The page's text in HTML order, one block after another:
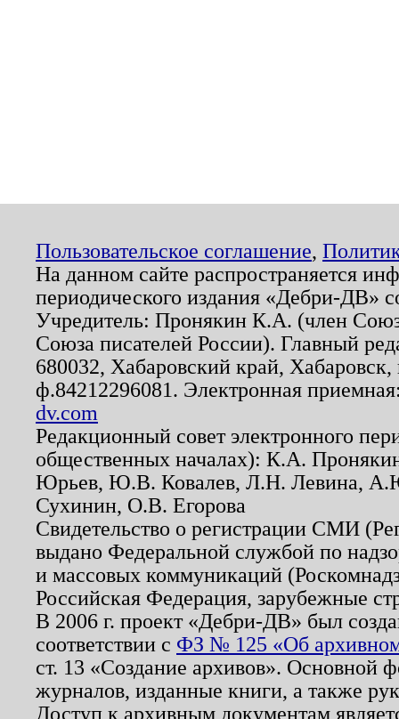
Пользовательское соглашение,
На данном сайте распространяется
периодического издания «Дебри-ДВ»
Учредитель: Пронякин К.А. (член
Союза писателей России). Главный
680032, Хабаровский край,
ф.84212296081. Электронная
dv.com
Редакционный совет электронного
общественных началах): К.А.
Юрьев, Ю.В. Ковалев, Л.Н. Левина,
Сухинин, О.В. Егорова
Свидетельство о регистрации СМИ
выдано Федеральной службой по
и массовых коммуникаций
Российская Федерация, зарубежные
В 2006 г. проект «Дебри-ДВ» был
соответствии с ФЗ № 125 «Об
ст. 13 «Создание архивов». Основной
журналов, изданные книги, а также
Доступ к архивным документам